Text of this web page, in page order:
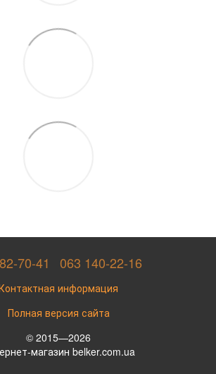
70-41 063 140-22-16
информация
Полная версия сайта
© 2015—2026
магазин belker.com.ua